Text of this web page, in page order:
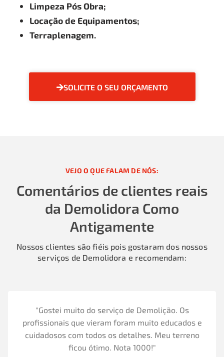
Limpeza Pós Obra;
Locação de Equipamentos;
Terraplenagem.
SOLICITE O SEU ORÇAMENTO
VEJO O QUE FALAM DE NÓS:
Comentários de clientes reais
da Demolidora Como
Antigamente
Nossos clientes são fiéis pois gostaram dos nossos
serviços de Demolidora e recomendam:
"Gostei muito do serviço de Demolição. Os
profissionais que vieram foram muito educados e
cuidadosos com todos os detalhes. Meu terreno
ficou ótimo. Nota 1000!"